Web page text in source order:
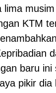
lima
KTM
baru ini
pikir